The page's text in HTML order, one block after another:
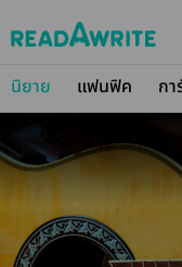
นิยาย แฟนฟิค ก